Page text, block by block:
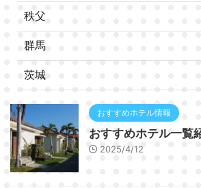
秩父
群馬
茨城
おすすめホテル情報
おすすめホテル一覧
2025/4/12